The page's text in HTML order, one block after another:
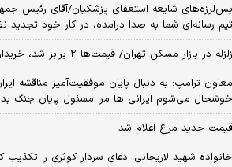
پس‌لرزه‌های شایعه استعفای پزشکیان/آقای رئیس
تیم رسانه‌ای شما به صدا درآمده، در کار خود تجدید
زلزله در بازار مسکن تهران/ قیمت‌ها ۲ برابر شد، خریدار ناپدید شد
معاون ترامپ: به دنبال پایان موفقیت‌آمیز مناقشه
خوشحال می‌شوم ایرانی ها مرا مسئول پایان جنگ
قیمت جدید مرغ اعلام شد
خانواده شهید لاریجانی ادعای سردار کوثری را تکذیب